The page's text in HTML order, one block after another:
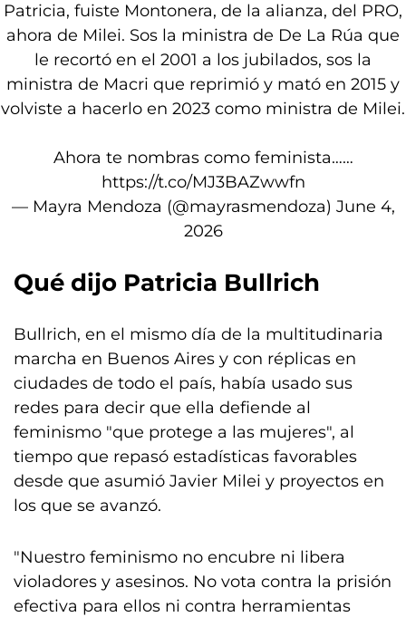
Patricia, fuiste Montonera, de la alianza, del PRO,
ahora de Milei. Sos la ministra de De La Rúa que
le recortó en el 2001 a los jubilados, sos la
ministra de Macri que reprimió y mató en 2015 y
volviste a hacerlo en 2023 como ministra de Milei.
Ahora te nombras como feminista……
https://t.co/MJ3BAZwwfn
— Mayra Mendoza (@mayrasmendoza) June 4,
2026
Qué dijo Patricia Bullrich
Bullrich, en el mismo día de la multitudinaria
marcha en Buenos Aires y con réplicas en
ciudades de todo el país, había usado sus
redes para decir que ella defiende al
feminismo "que protege a las mujeres", al
tiempo que repasó estadísticas favorables
desde que asumió Javier Milei y proyectos en
los que se avanzó.
"Nuestro feminismo no encubre ni libera
violadores y asesinos. No vota contra la prisión
efectiva para ellos ni contra herramientas